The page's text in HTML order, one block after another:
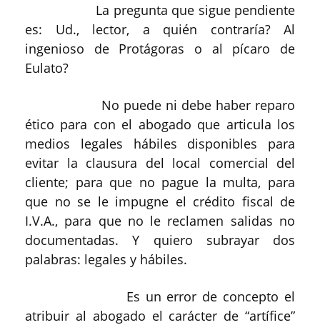
La pregunta que sigue pendiente
es: Ud., lector, a quién contraría? Al
ingenioso de Protágoras o al pícaro de
Eulato?
No puede ni debe haber reparo
ético para con el abogado que articula los
medios legales hábiles disponibles para
evitar la clausura del local comercial del
cliente; para que no pague la multa, para
que no se le impugne el crédito fiscal de
I.V.A., para que no le reclamen salidas no
documentadas. Y quiero subrayar dos
palabras: legales y hábiles.
Es un error de concepto el
atribuir al abogado el carácter de “artífice”